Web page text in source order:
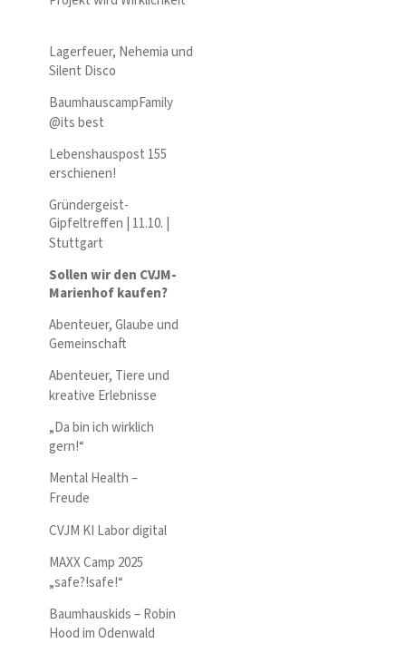
Lagerfeuer, Nehemia und
Silent Disco
BaumhauscampFamily
@its best
Lebenshauspost 155
erschienen!
Gründergeist-
Gipfeltreffen | 11.10. |
Stuttgart
Sollen wir den CVJM-
Marienhof kaufen?
Abenteuer, Glaube und
Gemeinschaft
Abenteuer, Tiere und
kreative Erlebnisse
„Da bin ich wirklich
gern!“
Mental Health –
Freude
CVJM KI Labor digital
MAXX Camp 2025
„safe?!safe!“
Baumhauskids – Robin
Hood im Odenwald